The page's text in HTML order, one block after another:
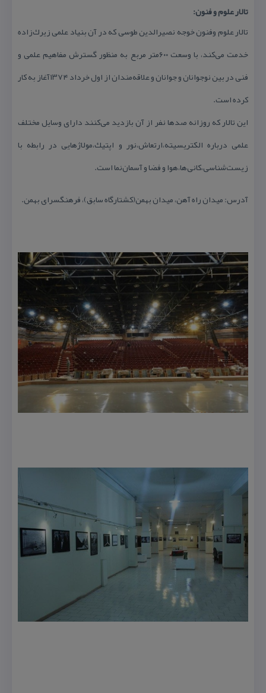
تالار علوم و فنون:
تالار علوم وفنون خوجه نصیر‌الدین طوسی كه در آن بنیاد علمی زیرك‌زاده
خدمت می‌كند، با وسعت ۶۰۰متر مربع به منظور گسترش مفاهیم علمی و
فنی در بین نوجوانان و جوانان و علاقه‌مندان از اول خرداد ۱۳۷۴آغاز به كار
كرده است.
این تالار كه روزانه صدها نفر از آن بازدید می‌كنند دارای وسایل مختلف
علمی درباره الكتریسیته،ارتعاش،نور و اپتیك،مولاژهایی در رابطه با
زیست‌شناسی،كانی‌ها،هوا و فضا و آسمان‌نما است.
آدرس: میدان راه آهن، میدان بهمن(كشتارگاه سابق)، فرهنگسرای بهمن.